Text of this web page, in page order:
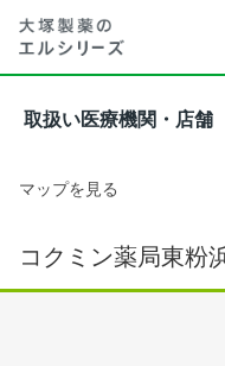
取扱い医療機関・店舗
マップを見る
コクミン薬局東粉